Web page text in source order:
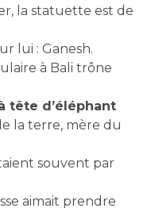
la statuette est de
lui : Ganesh.
à Bali trône
tête d’éléphant
la terre, mère du
souvent par
aimait prendre